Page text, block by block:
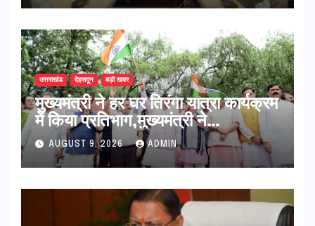
उत्तराखंड देहरादून बड़ी खबर
मुख्यमंत्री ने हर घर तिरंगा यात्रा कार्यक्रम
में किया प्रतिभाग,मुख्यमंत्री ने
प्रदेशवासियों से स्वतंत्रता दिवस पर अपने
घरों में तिरंगा फहराने का किया आवाह्न
AUGUST 9, 2026 ADMIN